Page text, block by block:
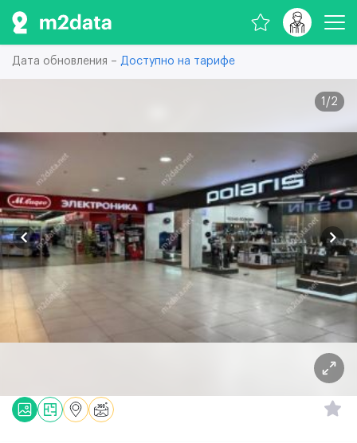
Дата обновления – Доступно на тарифе
1 /2